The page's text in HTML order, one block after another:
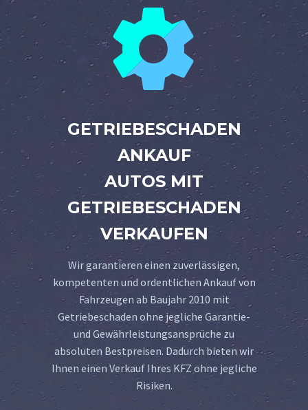


GETRIEBESCHADEN
ANKAUF
AUTOS MIT
GETRIEBESCHADEN
VERKAUFEN
Wir garantieren einen zuverlässigen,
kompetenten und ordentlichen Ankauf von
Fahrzeugen ab Baujahr 2010 mit
Getriebeschaden ohne jegliche Garantie-
und Gewährleistungsansprüche zu
absoluten Bestpreisen. Dadurch bieten wir
Ihnen einen Verkauf Ihres KFZ ohne jegliche
Risiken.